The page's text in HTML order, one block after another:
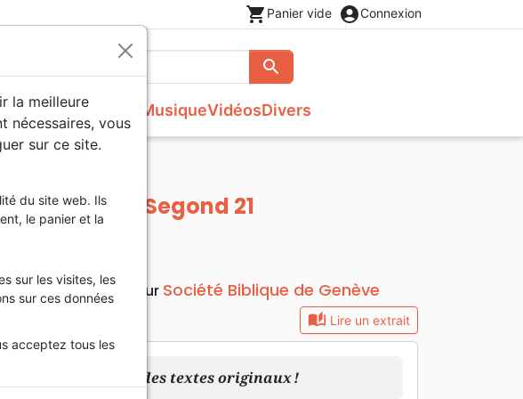
shopping_cart Panier vide account_circleConnexion
search
Rechercher
fondamental
Testaments
Livres
biographies
Jeunesse
jeunesse
MusiqueVidéos
spectacles
Divers
de Bible
référence, Segond 21
Editeur Société Biblique de Genève
auto_stories Lire un extrait
vous rapproche des textes originaux !
la meilleure
nécessaires, vous
sur ce site.
du site web. Ils
le panier et la
sur les visites, les
sur ces données
acceptez tous les